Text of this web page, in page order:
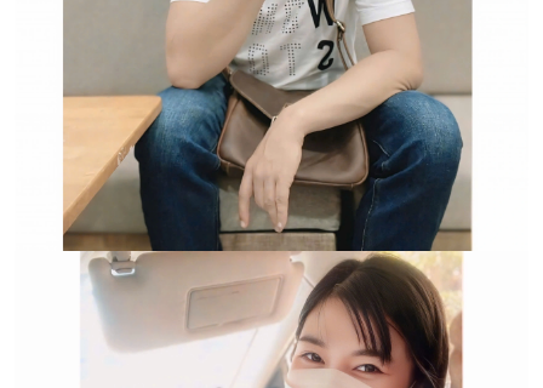
Trường hợp không chấp
nhận đổi hoặc trả sản
phẩm: